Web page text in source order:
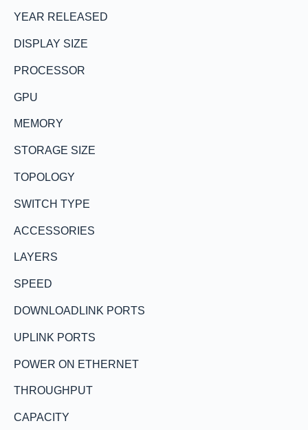
YEAR RELEASED
DISPLAY SIZE
PROCESSOR
GPU
MEMORY
STORAGE SIZE
TOPOLOGY
SWITCH TYPE
ACCESSORIES
LAYERS
SPEED
DOWNLOADLINK PORTS
UPLINK PORTS
POWER ON ETHERNET
THROUGHPUT
CAPACITY